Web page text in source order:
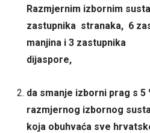
Razmjernim izbornim
zastupnika stranaka, 6
manjina i 3 zastupnika
da smanje izborni prag s 5
razmjernog izbornog
koja obuhvaća sve